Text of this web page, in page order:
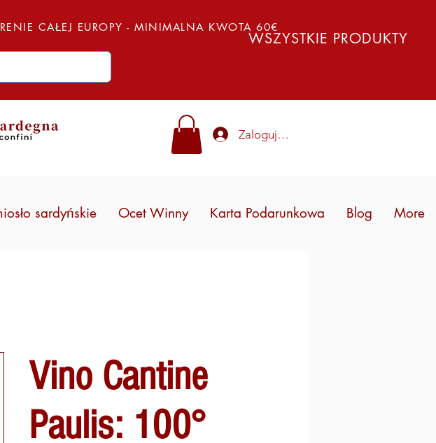
CAŁEJ EUROPY - MINIMALNA KWOTA 60€
WSZYSTKIE PRODUKTY
Zaloguj się
sardyńskie Ocet Winny Karta Podarunkowa Blog More
Vino Cantine
Paulis: 100°